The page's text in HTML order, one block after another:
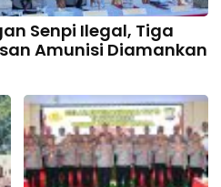
Senpi Ilegal, Tiga
Amunisi Diamankan